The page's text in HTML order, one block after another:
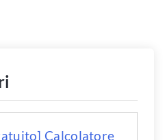
Calcolatore